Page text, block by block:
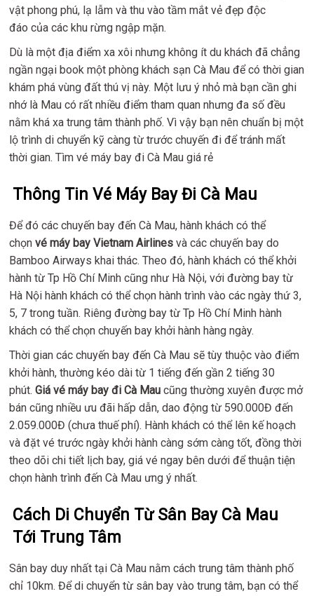
vật phong phú, lạ lẫm và thu vào tầm mắt vẻ đẹp độc
đáo của các khu rừng ngập mặn.
Dù là một địa điểm xa xôi nhưng không ít du khách đã chẳng
ngần ngại book một phòng khách sạn Cà Mau để có thời gian
khám phá vùng đất thú vị này. Một lưu ý nhỏ mà bạn cần ghi
nhớ là Mau có rất nhiều điểm tham quan nhưng đa số đều
nằm khá xa trung tâm thành phố. Vì vậy bạn nên chuẩn bị một
lộ trình di chuyển kỹ càng từ trước chuyến đi để tránh mất
thời gian. Tìm vé máy bay đi Cà Mau giá rẻ
Thông Tin Vé Máy Bay Đi Cà Mau
Để đó các chuyến bay đến Cà Mau, hành khách có thể
chọnvé máy bay Vietnam Airlinesvà các chuyến bay do
Bamboo Airways khai thác. Theo đó, hành khách có thể khởi
hành từ Tp Hồ Chí Minh cũng như Hà Nội, với đường bay từ
Hà Nội hành khách có thể chọn hành trình vào các ngày thứ 3,
5, 7 trong tuần. Riêng đường bay từ Tp Hồ Chí Minh hành
khách có thể chọn chuyến bay khởi hành hàng ngày.
Thời gian các chuyến bay đến Cà Mau sẽ tùy thuộc vào điểm
khởi hành, thường kéo dài từ 1 tiếng đến gần 2 tiếng 30
phút.Giá vé máy bay đi Cà Mau cũng thường xuyên được mở
bán cũng nhiều ưu đãi hấp dẫn, dao động từ 590.000Đ đến
2.059.000Đ (chưa thuế phí). Hành khách có thể lên kế hoạch
và đặt vé trước ngày khởi hành càng sớm càng tốt, đồng thời
theo dõi chi tiết lịch bay, giá vé ngay bên dưới để thuận tiện
chọn hành trình đến Cà Mau ưng ý nhất.
Cách Di Chuyển Từ Sân Bay Cà Mau
Tới Trung Tâm
Sân bay duy nhất tại Cà Mau nằm cách trung tâm thành phố
chỉ 10km. Để di chuyển từ sân bay vào trung tâm, bạn có thể